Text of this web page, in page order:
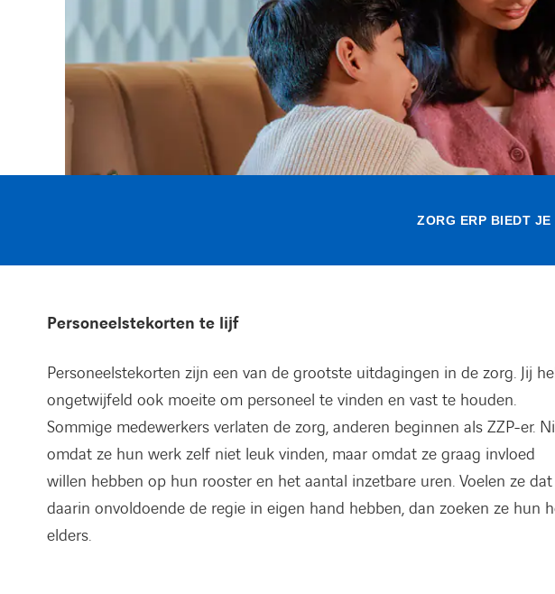
ZORG ERP BIEDT
Personeelstekorten te lijf
Personeelstekorten zijn een van de grootste uitdagingen in de zorg. Jij
ongetwijfeld ook moeite om personeel te vinden en vast te houden.
Sommige medewerkers verlaten de zorg, anderen beginnen als ZZP-er.
omdat ze hun werk zelf niet leuk vinden, maar omdat ze graag invloed
willen hebben op hun rooster en het aantal inzetbare uren. Voelen ze
daarin onvoldoende de regie in eigen hand hebben, dan zoeken ze hun
elders.